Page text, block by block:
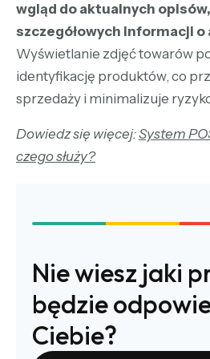
wgląd do aktualnych
szczegółowych informacji o
Wyświetlanie zdjęć towarów
identyfikację produktów, co
sprzedaży i minimalizuje
Dowiedz się więcej:System
czego służy?
Nie wiesz jaki
będzie
Ciebie?